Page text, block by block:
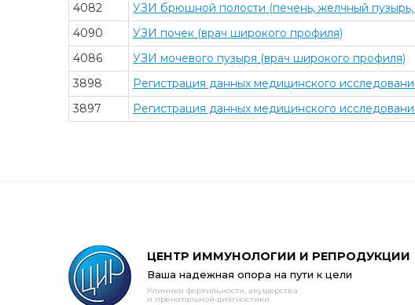
4082
УЗИ брюшной полости (печень, желчный
4090
УЗИ почек (врач широкого профиля)
4086
УЗИ мочевого пузыря (врач широкого профиля)
3898
Регистрация данных медицинского
3897
Регистрация данных медицинского
ЦЕНТР ИММУНОЛОГИИ И РЕПРОДУКЦИИ
Ваша надежная опора на пути к цели
Клиники фертильности, акушерства
и пренатальной диагностики